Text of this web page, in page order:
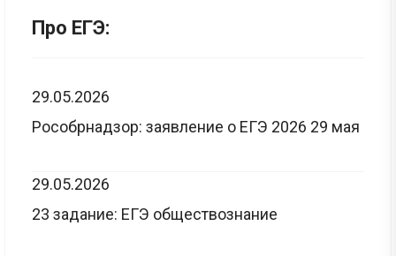
Про ЕГЭ:
29.05.2026
Рособрнадзор: заявление о ЕГЭ 2026 29 мая
29.05.2026
23 задание: ЕГЭ обществознание